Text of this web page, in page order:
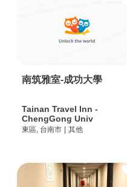
南筑雅室-成功大學
Tainan Travel Inn -
ChengGong Univ
東區, 台南市 | 其他